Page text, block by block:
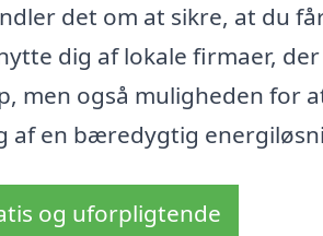
det om at sikre, at du
dig af lokale firmaer,
men også muligheden for
af en bæredygtig
og uforpligtende